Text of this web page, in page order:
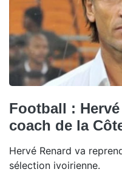
Football :
coach de la
Hervé Renard va
sélection ivoirienne.